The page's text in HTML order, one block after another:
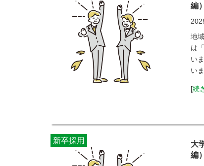
編
地
は
い
い
[続
新卒採用
大
編